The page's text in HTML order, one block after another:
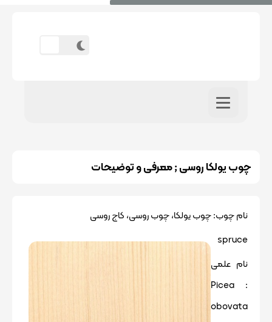
چوب یولکا روسی ; معرفی و توضیحات
نام چوب: چوب یولکا، چوب روسی، کاج روسی
spruce
نام علمی
: Picea
obovata